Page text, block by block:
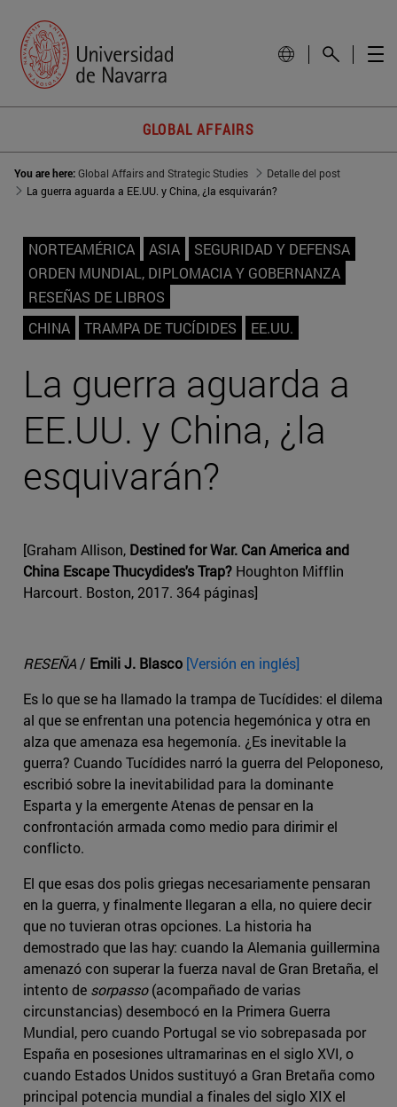
GLOBAL AFFAIRS
You are here:Global Affairs and Strategic Studies
Detalle del post
La guerra aguarda a EE.UU. y China, ¿la esquivarán?
NORTEAMÉRICA ASIA
SEGURIDAD Y DEFENSA
ORDEN MUNDIAL, DIPLOMACIA Y GOBERNANZA
RESEÑAS DE LIBROS
CHINA
TRAMPA DE TUCÍDIDES EE.UU.
La guerra aguarda a
EE.UU. y China, ¿la
esquivarán?
[Graham Allison, Destined for War. Can America and
China Escape Thucydides's Trap? Houghton Mifflin
Harcourt. Boston, 2017. 364 páginas]
RESEÑA / Emili J. Blasco [Versión en inglés]
Es lo que se ha llamado la trampa de Tucídides: el dilema
al que se enfrentan una potencia hegemónica y otra en
alza que amenaza esa hegemonía. ¿Es inevitable la
guerra? Cuando Tucídides narró la guerra del Peloponeso,
escribió sobre la inevitabilidad para la dominante
Esparta y la emergente Atenas de pensar en la
confrontación armada como medio para dirimir el
conflicto.
El que esas dos polis griegas necesariamente pensaran
en la guerra, y finalmente llegaran a ella, no quiere decir
que no tuvieran otras opciones. La historia ha
demostrado que las hay: cuando la Alemania guillermina
amenazó con superar la fuerza naval de Gran Bretaña, el
intento de sorpasso(acompañado de varias
circunstancias) desembocó en la Primera Guerra
Mundial, pero cuando Portugal se vio sobrepasada por
España en posesiones ultramarinas en el siglo XVI, o
cuando Estados Unidos sustituyó a Gran Bretaña como
principal potencia mundial a finales del siglo XIX el